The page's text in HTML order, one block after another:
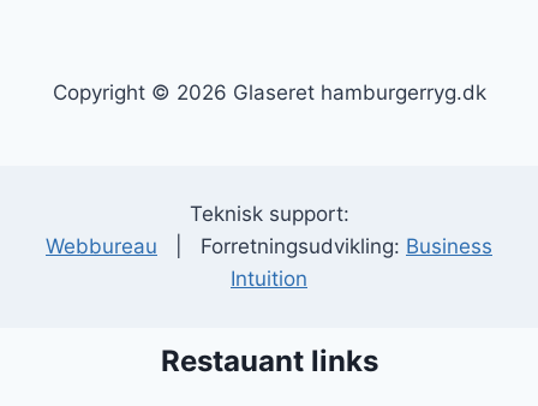
Copyright © 2026 Glaseret hamburgerryg.dk
Teknisk support:
Webbureau | Forretningsudvikling: Business
Intuition
Restauant links